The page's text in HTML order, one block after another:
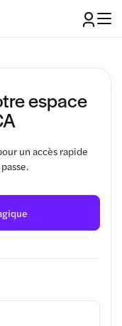
espace
un accès rapide